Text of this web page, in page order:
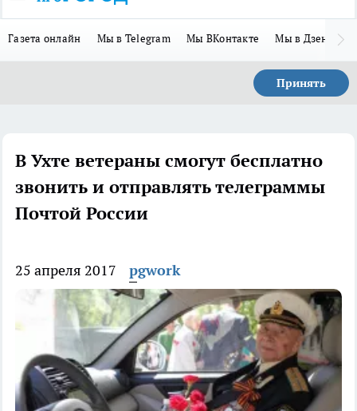
Газета онлайн Мы в Telegram Мы ВКонтакте Мы в Дзене
Принять
В Ухте ветераны смогут бесплатно
звонить и отправлять телеграммы
Почтой России
25 апреля 2017 pgwork